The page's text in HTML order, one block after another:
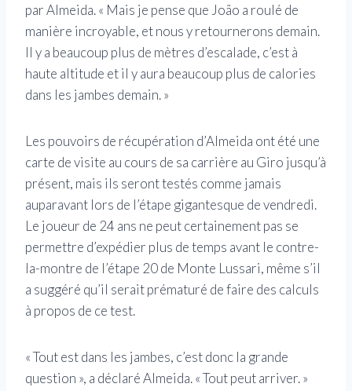
par Almeida. « Mais je pense que João a roulé de
manière incroyable, et nous y retournerons demain.
Il y a beaucoup plus de mètres d’escalade, c’est à
haute altitude et il y aura beaucoup plus de calories
dans les jambes demain. »
Les pouvoirs de récupération d’Almeida ont été une
carte de visite au cours de sa carrière au Giro jusqu’à
présent, mais ils seront testés comme jamais
auparavant lors de l’étape gigantesque de vendredi.
Le joueur de 24 ans ne peut certainement pas se
permettre d’expédier plus de temps avant le contre-
la-montre de l’étape 20 de Monte Lussari, même s’il
a suggéré qu’il serait prématuré de faire des calculs
à propos de ce test.
« Tout est dans les jambes, c’est donc la grande
question », a déclaré Almeida. « Tout peut arriver. »